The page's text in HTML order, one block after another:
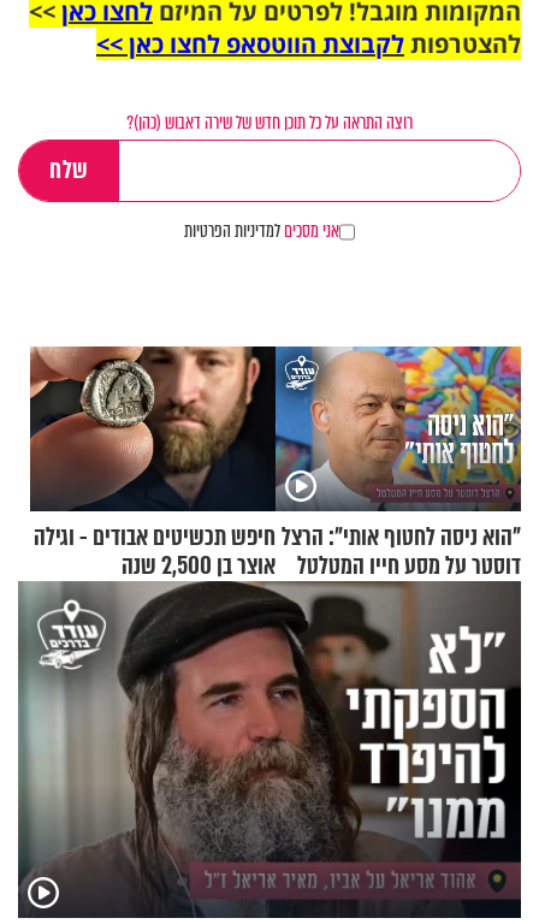
המקומות מוגבל! לפרטים על המיזם לחצו כאן>>
להצטרפותלקבוצת הווטסאפ לחצו כאן >>
רוצה התראה על כל תוכן חדש של שירה דאבוש (כהן)?
אני מסכיםלמדיניות הפרטיות
"הוא ניסה לחטוף אותי": הרצל
דוסטר על מסע חייו המטלטל
חיפש תכשיטים אבודים - וגילה
אוצר בן 2,500 שנה